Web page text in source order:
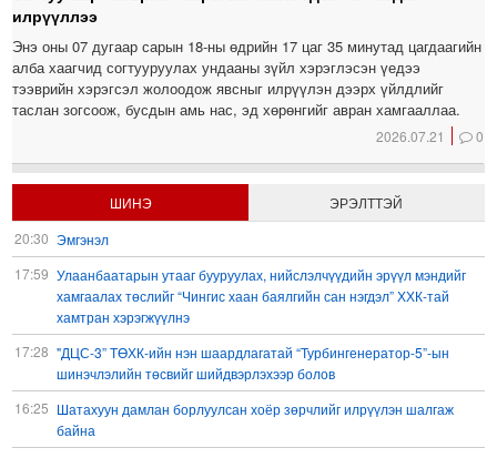
илрүүллээ
Энэ оны 07 дугаар сарын 18-ны өдрийн 17 цаг 35 минутад цагдаагийн
алба хаагчид согтууруулах ундааны зүйл хэрэглэсэн үедээ
тээврийн хэрэгсэл жолоодож явсныг илрүүлэн дээрх үйлдлийг
таслан зогсоож, бусдын амь нас, эд хөрөнгийг авран хамгааллаа.
2026.07.21 0
ШИНЭ
ЭРЭЛТТЭЙ
20:30 Эмгэнэл
17:59 Улаанбаатарын утааг бууруулах, нийслэлчүүдийн эрүүл мэндийг
хамгаалах төслийг “Чингис хаан баялгийн сан нэгдэл” ХХК-тай
хамтран хэрэгжүүлнэ
17:28 "ДЦС-3” ТӨХК-ийн нэн шаардлагатай “Турбингенератор-5”-ын
шинэчлэлийн төсвийг шийдвэрлэхээр болов
16:25 Шатахуун дамлан борлуулсан хоёр зөрчлийг илрүүлэн шалгаж
байна